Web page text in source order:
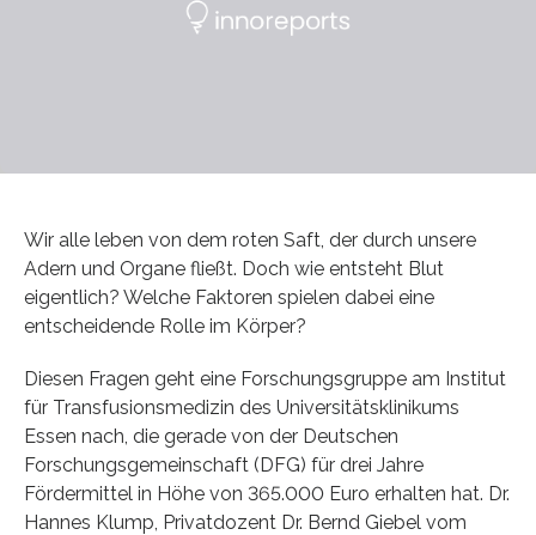
Wir alle leben von dem roten Saft, der durch unsere
Adern und Organe fließt. Doch wie entsteht Blut
eigentlich? Welche Faktoren spielen dabei eine
entscheidende Rolle im Körper?
Diesen Fragen geht eine Forschungsgruppe am Institut
für Transfusionsmedizin des Universitätsklinikums
Essen nach, die gerade von der Deutschen
Forschungsgemeinschaft (DFG) für drei Jahre
Fördermittel in Höhe von 365.000 Euro erhalten hat. Dr.
Hannes Klump, Privatdozent Dr. Bernd Giebel vom